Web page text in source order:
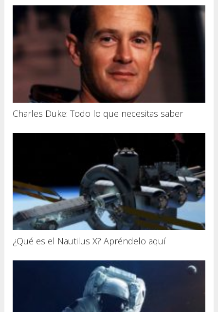
Charles Duke: Todo lo que necesitas saber
¿Qué es el Nautilus X? Apréndelo aquí